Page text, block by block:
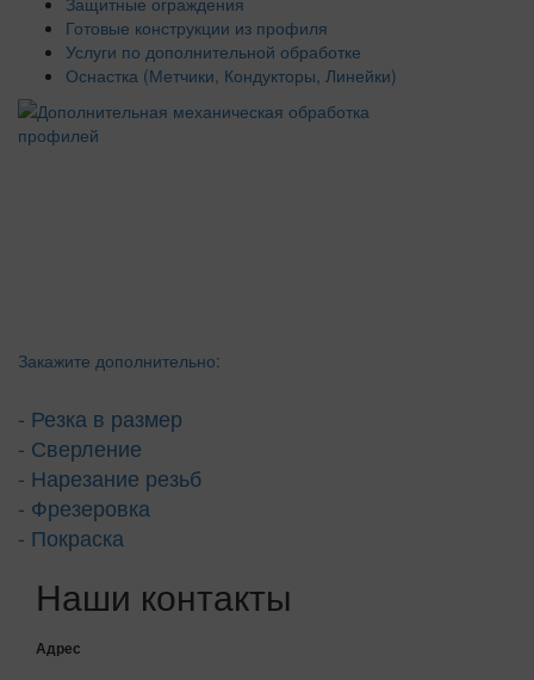
Готовые конструкции из профиля
Услуги по дополнительной обработке
Оснастка (Метчики, Кондукторы, Линейки)
Закажите дополнительно:
- Резка в размер
- Сверление
- Нарезание резьб
- Фрезеровка
- Покраска
Наши контакты
Адрес